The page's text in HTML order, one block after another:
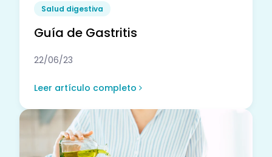
Salud digestiva
Guía de Gastritis
22/06/23
Leer artículo completo